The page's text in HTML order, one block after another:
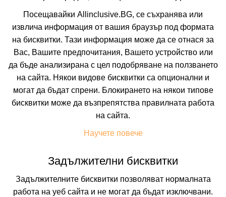
EDART
цена от104.66 лв. /53.51 €
Посещавайки Allinclusive.BG, се съхранява или
извлича информация от вашия браузър под формата
на бисквитки. Тази информация може да се отнася за
Вас, Вашите предпочитания, Вашето устройство или
да бъде анализирана с цел подобряване на ползването
на сайта. Някои видове бисквитки са опционални и
могат да бъдат спрени. Блокирането на някои типове
бисквитки може да възпрепятства правилната работа
на сайта.
Научете повече
Задължителни бисквитки
Задължителните бисквитки позволяват нормалната
работа на уеб сайта и не могат да бъдат изключвани.